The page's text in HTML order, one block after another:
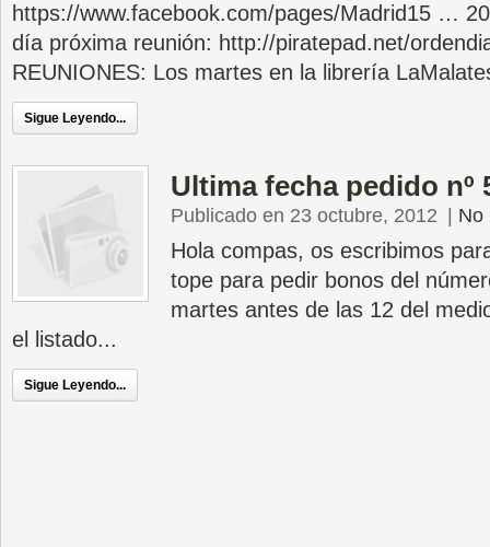
https://www.facebook.com/pages/Madrid15 …
día próxima reunión: http://piratepad.net/
REUNIONES: Los martes en la librería
Sigue Leyendo...
Ultima fecha pedido nº
Publicado en 23 octubre, 2012 No
Hola compas, os escribimos
tope para pedir bonos del
martes antes de las 12 del
el listado...
Sigue Leyendo...